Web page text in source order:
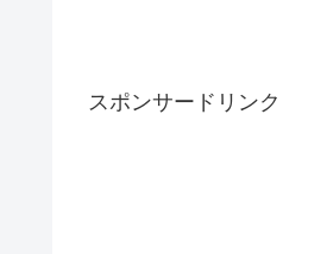
スポンサードリンク